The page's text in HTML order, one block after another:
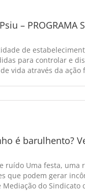
– PROGRAMA
de
para controlar e
vida através da ação
é barulhento?
ruído Uma festa, uma
que podem gerar
Mediação do Sindicato